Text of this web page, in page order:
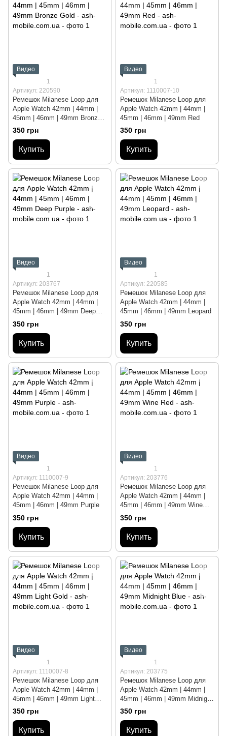
Видео
1
Артикул: 220590
Ремешок Milanese Loop для
Apple Watch 42mm | 44mm |
45mm | 46mm | 49mm Bronze
Gold
350 грн
Купить
Видео
1
Артикул: 1110007-10
Ремешок Milanese Loop для
Apple Watch 42mm | 44mm |
45mm | 46mm | 49mm Red
350 грн
Купить
Видео
1
Артикул: 203767
Ремешок Milanese Loop для
Apple Watch 42mm | 44mm |
45mm | 46mm | 49mm Deep
Purple
350 грн
Купить
Видео
1
Артикул: 220585
Ремешок Milanese Loop для
Apple Watch 42mm | 44mm |
45mm | 46mm | 49mm Leopard
350 грн
Купить
Видео
1
Артикул: 1110007-9
Ремешок Milanese Loop для
Apple Watch 42mm | 44mm |
45mm | 46mm | 49mm Purple
350 грн
Купить
Видео
1
Артикул: 203776
Ремешок Milanese Loop для
Apple Watch 42mm | 44mm |
45mm | 46mm | 49mm Wine
Red
350 грн
Купить
Видео
1
Артикул: 1110007-8
Ремешок Milanese Loop для
Apple Watch 42mm | 44mm |
45mm | 46mm | 49mm Light
Gold
350 грн
Купить
Видео
1
Артикул: 203775
Ремешок Milanese Loop для
Apple Watch 42mm | 44mm |
45mm | 46mm | 49mm Midnight
Blue
350 грн
Купить